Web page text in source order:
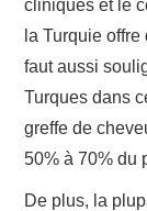
cliniques et le
la Turquie
faut aussi
Turques dans
greffe de
50% à 70% du
De plus, la